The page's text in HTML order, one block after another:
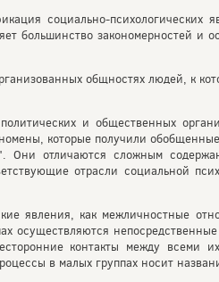
социально-психологических
большинство закономерностей и
общностях людей, к
и общественных
которые получили
Они отличаются сложным
отрасли социальной
явления, как межличностные
осуществляются
контакты между всеми
в малых группах носит